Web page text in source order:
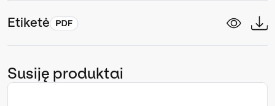
Etiketė
Susiję produktai